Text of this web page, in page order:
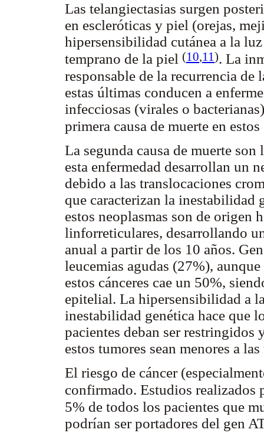
Las telangiectasias surgen
en escleróticas y piel (orejas,
hipersensibilidad cutánea a la
temprano de la piel (10,11). La
responsable de la recurrencia de
estas últimas conducen a
infecciosas (virales o
primera causa de muerte en
La segunda causa de muerte
esta enfermedad desarrollan un
debido a las translocaciones
que caracterizan la inestabilidad
estos neoplasmas son de origen
linforreticulares, desarrollando
anual a partir de los 10 años.
leucemias agudas (27%),
estos cánceres cae un 50%,
epitelial. La hipersensibilidad a
inestabilidad genética hace que
pacientes deban ser restringidos
estos tumores sean menores a
El riesgo de cáncer
confirmado. Estudios
5% de todos los pacientes que
podrían ser portadores del gen